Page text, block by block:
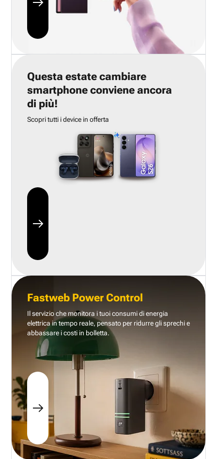
Questa estate cambiare
smartphone conviene ancora
di più!
Scopri tutti i device in offerta
Fastweb Power Control
Il servizio che monitora i tuoi consumi di energia
elettrica in tempo reale, pensato per ridurre gli sprechi e
abbassare i costi in bolletta.